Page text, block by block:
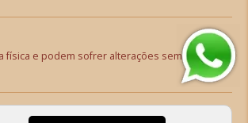
física e podem sofrer alterações sem aviso